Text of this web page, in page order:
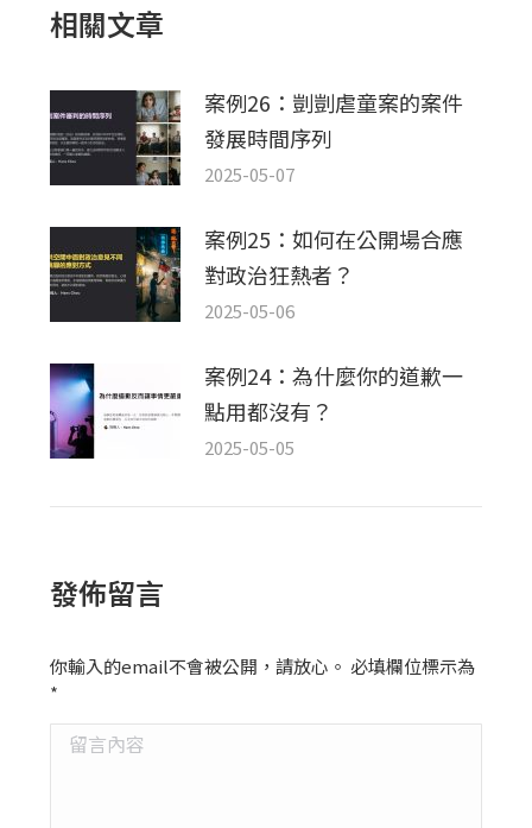
相關文章
案例26：剴剴虐童案的案件
發展時間序列
2025-05-07
案例25：如何在公開場合應
對政治狂熱者？
2025-05-06
案例24：為什麼你的道歉一
點用都沒有？
2025-05-05
發佈留言
你輸入的email不會被公開，請放心。 必填欄位標示為
*
留言內容